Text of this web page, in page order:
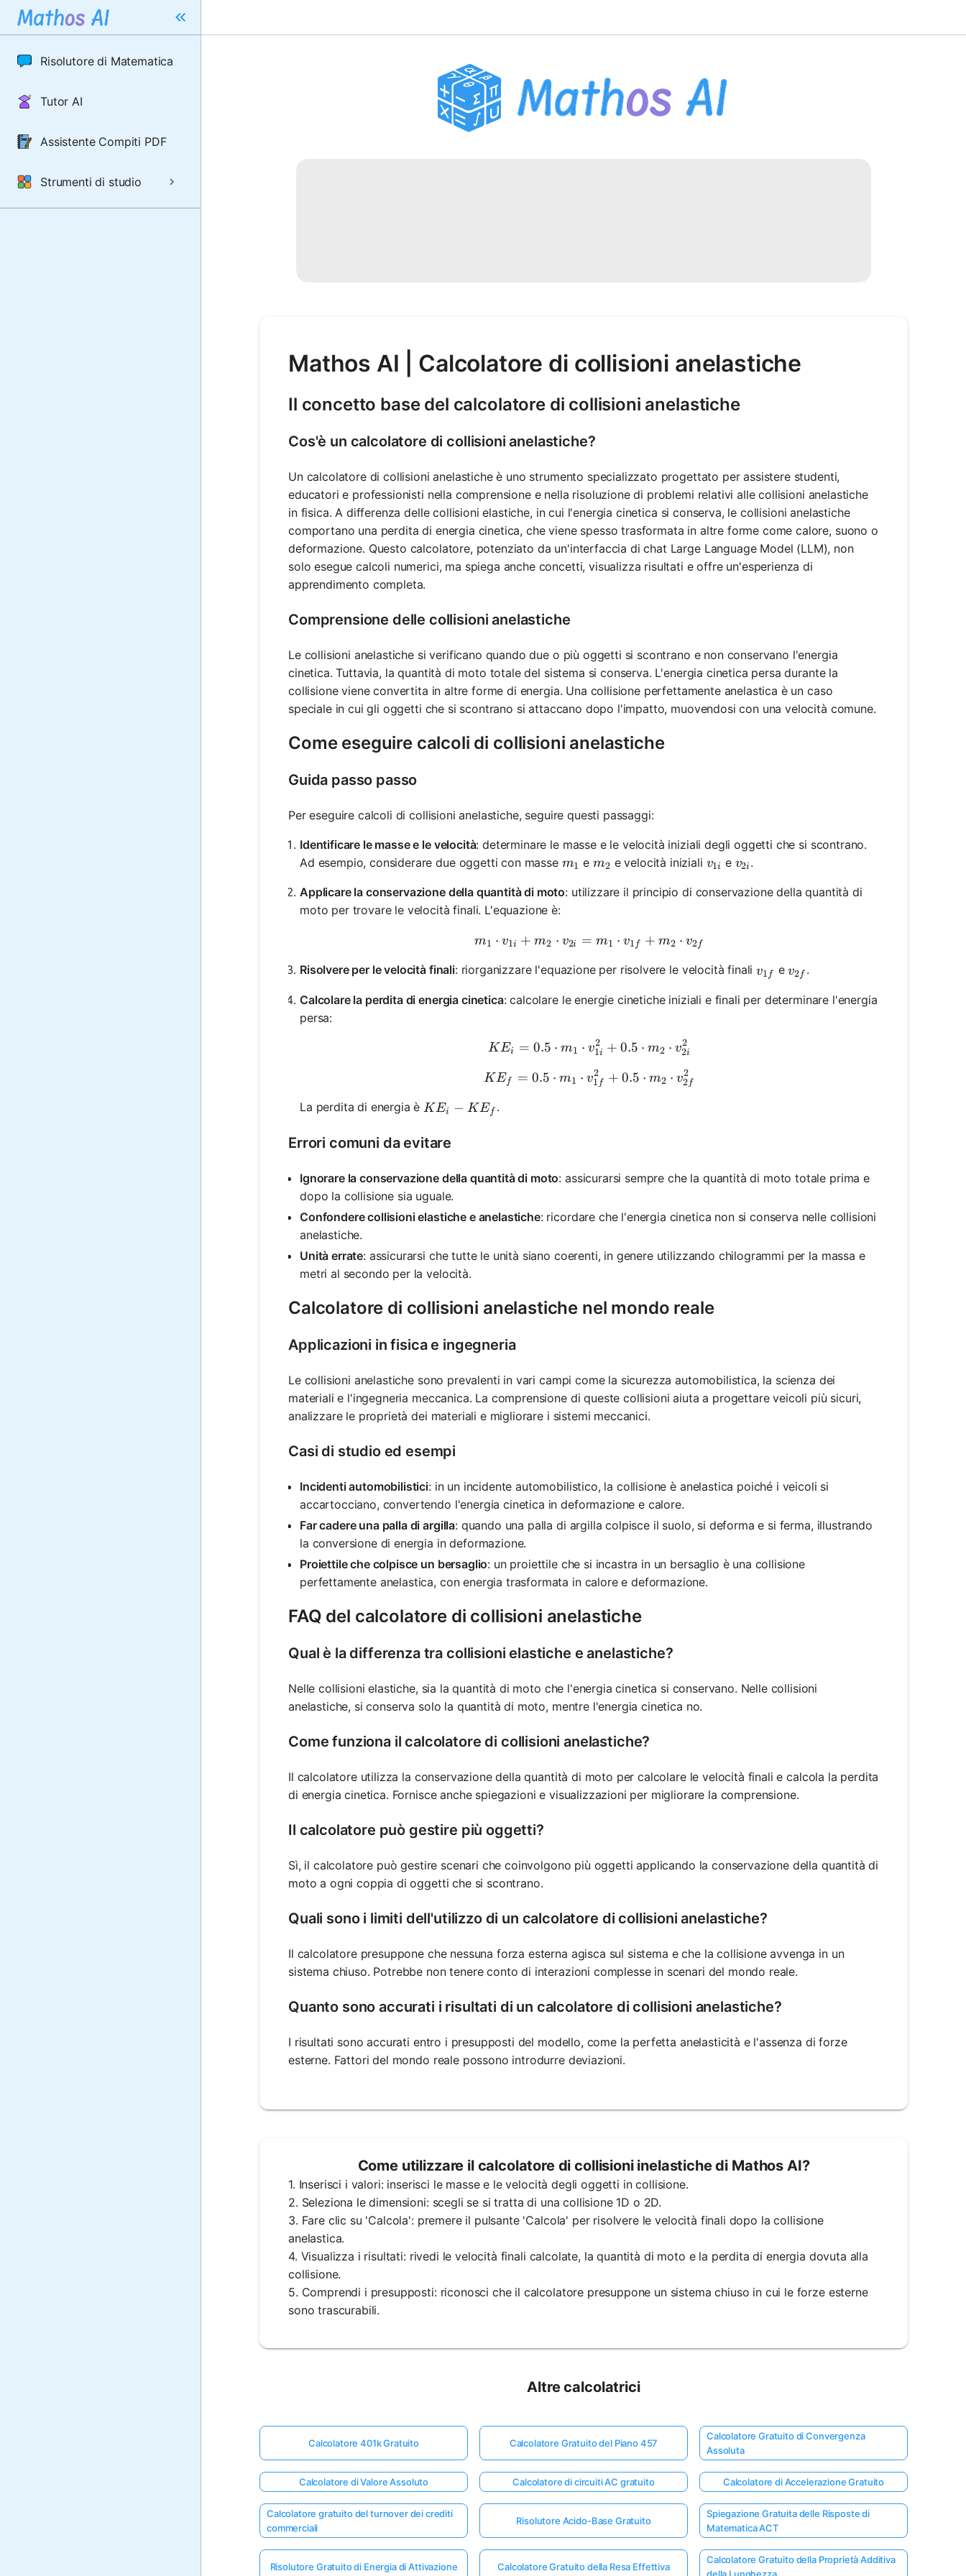
Risolutore di Matematica
Tutor AI
Assistente Compiti PDF
Strumenti di studio
Mathos AI | Calcolatore di collisioni anelastiche
Il concetto base del calcolatore di collisioni anelastiche
Cos'è un calcolatore di collisioni anelastiche?
Un calcolatore di collisioni anelastiche è uno strumento specializzato progettato per assistere studenti,
educatori e professionisti nella comprensione e nella risoluzione di problemi relativi alle collisioni anelastiche
in fisica. A differenza delle collisioni elastiche, in cui l'energia cinetica si conserva, le collisioni anelastiche
comportano una perdita di energia cinetica, che viene spesso trasformata in altre forme come calore, suono o
deformazione. Questo calcolatore, potenziato da un'interfaccia di chat Large Language Model (LLM), non
solo esegue calcoli numerici, ma spiega anche concetti, visualizza risultati e offre un'esperienza di
apprendimento completa.
Comprensione delle collisioni anelastiche
Le collisioni anelastiche si verificano quando due o più oggetti si scontrano e non conservano l'energia
cinetica. Tuttavia, la quantità di moto totale del sistema si conserva. L'energia cinetica persa durante la
collisione viene convertita in altre forme di energia. Una collisione perfettamente anelastica è un caso
speciale in cui gli oggetti che si scontrano si attaccano dopo l'impatto, muovendosi con una velocità comune.
Come eseguire calcoli di collisioni anelastiche
Guida passo passo
Per eseguire calcoli di collisioni anelastiche, seguire questi passaggi:
Identificare le masse e le velocità: determinare le masse e le velocità iniziali degli oggetti che si scontrano.
Ad esempio, considerare due oggetti con masse m_1
m1 em_2
m2 e velocità iniziali v_{1i}
v1i e v_{2i}
v2i .
Applicare la conservazione della quantità di moto: utilizzare il principio di conservazione della quantità di
moto per trovare le velocità finali. L'equazione è:
m_1 \cdot v_{1i} + m_2 \cdot v_{2i} = m_1 \cdot v_{1f} +
m1 ⋅ v1i + m2 ⋅ v2i = m1 ⋅ v1 f + m2 ⋅ v2f
Risolvere per le velocità finali: riorganizzare l'equazione per risolvere le velocità finaliv_{1f}
v1 f ev_{2f}
v2f .
Calcolare la perdita di energia cinetica: calcolare le energie cinetiche iniziali e finali per determinare l'energia
persa:
KE_i = 0.5 \cdot m_1 \cdot v_{1i}^2 + 0.5 \cdot m_2 \cdot
KEi = 0.5 ⋅ m1 ⋅ v1i
2 + 0.5 ⋅ m2 ⋅ v2i
2
KE_f = 0.5 \cdot m_1 \cdot v_{1f}^2 + 0.5 \cdot m_2 \cdot
KEf = 0.5 ⋅ m1 ⋅ v1 f
2 + 0.5 ⋅ m2 ⋅ v2f
2
La perdita di energia è KE_i - KE_f
KEi − KEf .
Errori comuni da evitare
Ignorare la conservazione della quantità di moto: assicurarsi sempre che la quantità di moto totale prima e
dopo la collisione sia uguale.
Confondere collisioni elastiche e anelastiche: ricordare che l'energia cinetica non si conserva nelle collisioni
anelastiche.
Unità errate: assicurarsi che tutte le unità siano coerenti, in genere utilizzando chilogrammi per la massa e
metri al secondo per la velocità.
Calcolatore di collisioni anelastiche nel mondo reale
Applicazioni in fisica e ingegneria
Le collisioni anelastiche sono prevalenti in vari campi come la sicurezza automobilistica, la scienza dei
materiali e l'ingegneria meccanica. La comprensione di queste collisioni aiuta a progettare veicoli più sicuri,
analizzare le proprietà dei materiali e migliorare i sistemi meccanici.
Casi di studio ed esempi
Incidenti automobilistici: in un incidente automobilistico, la collisione è anelastica poiché i veicoli si
accartocciano, convertendo l'energia cinetica in deformazione e calore.
Far cadere una palla di argilla: quando una palla di argilla colpisce il suolo, si deforma e si ferma, illustrando
la conversione di energia in deformazione.
Proiettile che colpisce un bersaglio: un proiettile che si incastra in un bersaglio è una collisione
perfettamente anelastica, con energia trasformata in calore e deformazione.
FAQ del calcolatore di collisioni anelastiche
Qual è la differenza tra collisioni elastiche e anelastiche?
Nelle collisioni elastiche, sia la quantità di moto che l'energia cinetica si conservano. Nelle collisioni
anelastiche, si conserva solo la quantità di moto, mentre l'energia cinetica no.
Come funziona il calcolatore di collisioni anelastiche?
Il calcolatore utilizza la conservazione della quantità di moto per calcolare le velocità finali e calcola la perdita
di energia cinetica. Fornisce anche spiegazioni e visualizzazioni per migliorare la comprensione.
Il calcolatore può gestire più oggetti?
Sì, il calcolatore può gestire scenari che coinvolgono più oggetti applicando la conservazione della quantità di
moto a ogni coppia di oggetti che si scontrano.
Quali sono i limiti dell'utilizzo di un calcolatore di collisioni anelastiche?
Il calcolatore presuppone che nessuna forza esterna agisca sul sistema e che la collisione avvenga in un
sistema chiuso. Potrebbe non tenere conto di interazioni complesse in scenari del mondo reale.
Quanto sono accurati i risultati di un calcolatore di collisioni anelastiche?
I risultati sono accurati entro i presupposti del modello, come la perfetta anelasticità e l'assenza di forze
esterne. Fattori del mondo reale possono introdurre deviazioni.
Come utilizzare il calcolatore di collisioni inelastiche di Mathos AI?
1. Inserisci i valori: inserisci le masse e le velocità degli oggetti in collisione.
2. Seleziona le dimensioni: scegli se si tratta di una collisione 1D o 2D.
3. Fare clic su 'Calcola': premere il pulsante 'Calcola' per risolvere le velocità finali dopo la collisione
anelastica.
4. Visualizza i risultati: rivedi le velocità finali calcolate, la quantità di moto e la perdita di energia dovuta alla
collisione.
5. Comprendi i presupposti: riconosci che il calcolatore presuppone un sistema chiuso in cui le forze esterne
sono trascurabili.
Altre calcolatrici
Calcolatore 401k Gratuito Calcolatore Gratuito del Piano 457
Calcolatore Gratuito di Convergenza
Assoluta
Calcolatore di Valore Assoluto Calcolatore di circuiti AC gratuito Calcolatore di Accelerazione Gratuito
Calcolatore gratuito del turnover dei crediti
commerciali
Risolutore Acido-Base Gratuito
Spiegazione Gratuita delle Risposte di
Matematica ACT
Risolutore Gratuito di Energia di Attivazione Calcolatore Gratuito della Resa Effettiva
Calcolatore Gratuito della Proprietà Additiva
della Lunghezza